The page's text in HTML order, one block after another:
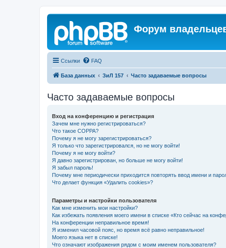
Форум
Ссылки FAQ
База данных ЗиЛ 157 Часто задаваемые вопросы
Часто задаваемые вопросы
Вход на конференцию и регистрация
Зачем мне нужно регистрироваться?
Что такое COPPA?
Почему я не могу зарегистрироваться?
Я только что зарегистрировался, но не могу войти!
Почему я не могу войти?
Я давно зарегистрирован, но больше не могу войти!
Я забыл пароль!
Почему мне периодически приходится повторять ввод имени и
Что делает функция «Удалить cookies»?
Параметры и настройки пользователя
Как мне изменить мои настройки?
Как избежать появления моего имени в списке «Кто сейчас на
На конференции неправильное время!
Я изменил часовой пояс, но время всё равно неправильное!
Моего языка нет в списке!
Что означают изображения рядом с моим именем пользователя?